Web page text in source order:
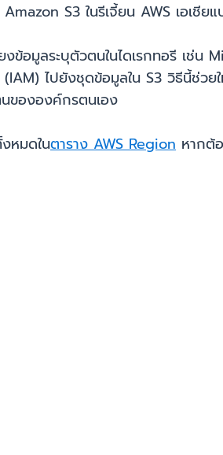
S3 ในรีเจี้ยน AWS เอเชีย
งข้อมูลระบุตัวตนในไดเรกทอรี เ
ไปยังชุดข้อมูลใน S3 วิธีนี้ช่วย
ขององค์กรตนเอง
หมดในตาราง AWS Region หากต้